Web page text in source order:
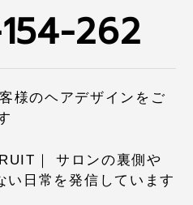
262
様のヘアデザインをご
｜ サロンの裏側や
い日常を発信しています